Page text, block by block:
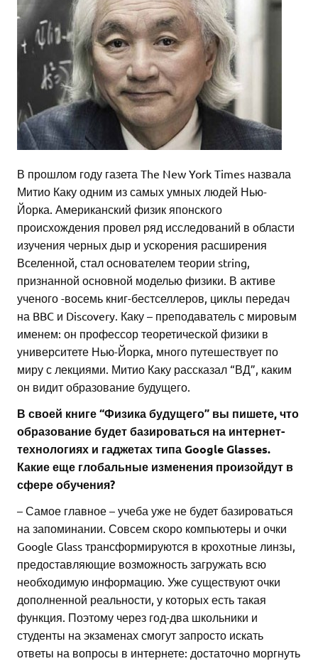
В прошлом году газета The New York Times назвала
Митио Каку одним из самых умных людей Нью-
Йорка. Американский физик японского
происхождения провел ряд исследований в области
изучения черных дыр и ускорения расширения
Вселенной, стал основателем теории string,
признанной основной моделью физики. В активе
ученого -восемь книг-бестселлеров, циклы передач
на BBC и Discovery. Каку – преподаватель с мировым
именем: он профессор теоретической физики в
университете Нью-Йорка, много путешествует по
миру с лекциями. Митио Каку рассказал “ВД”, каким
он видит образование будущего.
В своей книге “Физика будущего” вы пишете, что
образование будет базироваться на интернет-
технологиях и гаджетах типа Google Glasses.
Какие еще глобальные изменения произойдут в
сфере обучения?
– Самое главное – учеба уже не будет базироваться
на запоминании. Совсем скоро компьютеры и очки
Google Glass трансформируются в крохотные линзы,
предоставляющие возможность загружать всю
необходимую информацию. Уже существуют очки
дополненной реальности, у которых есть такая
функция. Поэтому через год-два школьники и
студенты на экзаменах смогут запросто искать
ответы на вопросы в интернете: достаточно моргнуть